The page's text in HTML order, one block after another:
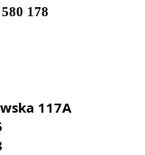
178
117A